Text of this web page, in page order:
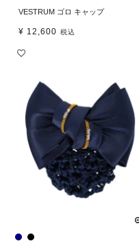
VESTRUM ゴロ キャップ
¥ 12,600 税込